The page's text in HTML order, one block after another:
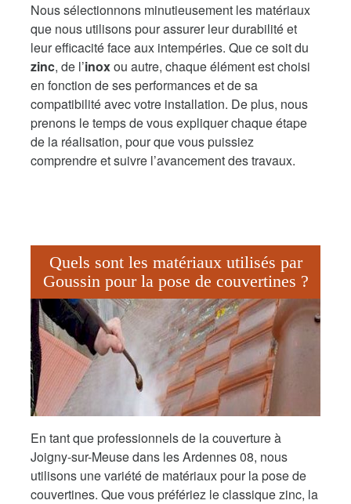
Nous sélectionnons minutieusement les matériaux
que nous utilisons pour assurer leur durabilité et
leur efficacité face aux intempéries. Que ce soit du
zinc, de l’inoxou autre, chaque élément est choisi
en fonction de ses performances et de sa
compatibilité avec votre installation. De plus, nous
prenons le temps de vous expliquer chaque étape
de la réalisation, pour que vous puissiez
comprendre et suivre l’avancement des travaux.
Quels sont les matériaux utilisés par
Goussin pour la pose de couvertines ?
En tant que professionnels de la couverture à
Joigny-sur-Meuse dans les Ardennes 08, nous
utilisons une variété de matériaux pour la pose de
couvertines. Que vous préfériez le classique zinc, la